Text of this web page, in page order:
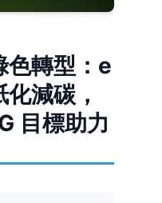
色轉型：e
減碳，
目標助力